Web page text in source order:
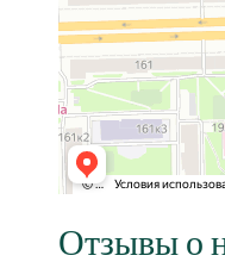
Отзывы о